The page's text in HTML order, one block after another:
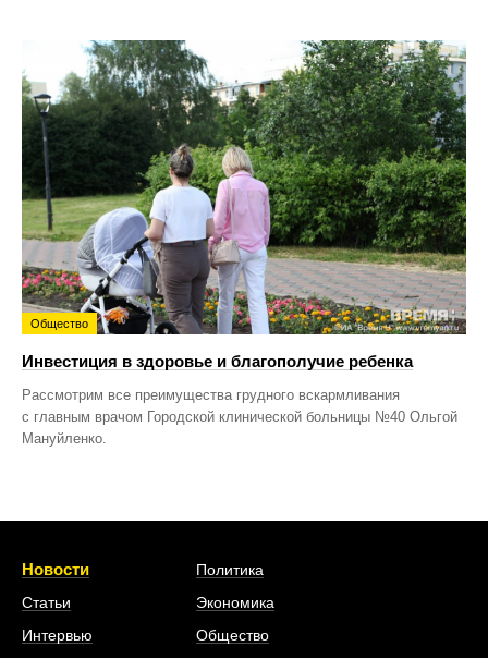
Общество
Инвестиция в здоровье и благополучие ребенка
Рассмотрим все преимущества грудного вскармливания
с главным врачом Городской клинической больницы №40 Ольгой
Мануйленко.
Новости
Статьи
Интервью
Политика
Экономика
Общество